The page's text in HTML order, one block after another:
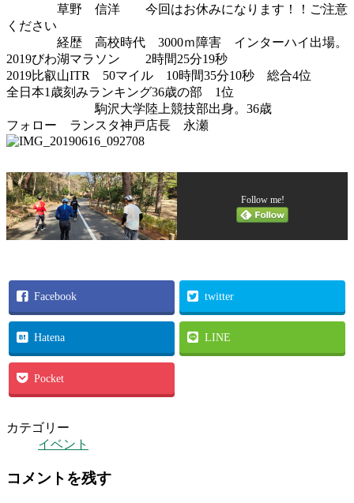
草野 信洋 今回はお休みになります！！ご注意
ください
経歴 高校時代 3000ｍ障害 インターハイ出場。
2019びわ湖マラソン 2時間25分19秒
2019比叡山ITR 50マイル 10時間35分10秒 総合4位
全日本1歳刻みランキング36歳の部 1位
駒沢大学陸上競技部出身。36歳
フォロー ランスタ神戸店長 永瀬
Follow me!
Facebook twitter
Hatena LINE
Pocket
カテゴリー
イベント
コメントを残す